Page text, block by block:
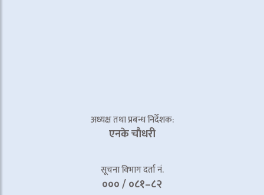
अध्यक्ष तथा प्रबन्ध निर्देशक:
एनके चाैधरी
सूचना विभाग दर्ता नं.
००० / ०८१–८२